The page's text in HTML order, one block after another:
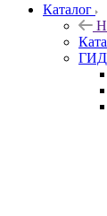
Каталог